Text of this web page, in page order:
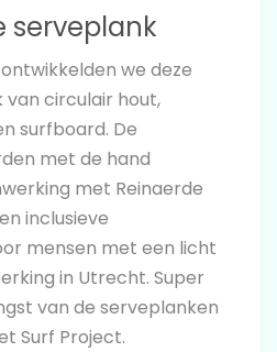
serveplank
we deze
circulair hout,
surfboard. De
met de hand
met Reinaerde
inclusieve
mensen met een licht
in Utrecht. Super
van de serveplanken
Surf Project.